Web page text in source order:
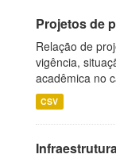
Projetos de
Relação de
vigência,
acadêmica no
CSV